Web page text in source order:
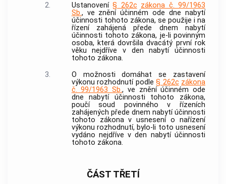
2.
Ustanovení§ 262c zákona č. 99/1963
Sb., ve znění účinném ode dne nabytí
účinnosti tohoto zákona, se použije i na
řízení zahájená přede dnem nabytí
účinnosti tohoto zákona, je-li povinným
osoba, která dovršila dvacátý první rok
věku nejdříve v den nabytí účinnosti
tohoto zákona.
3.
O možnosti domáhat se zastavení
výkonu rozhodnutí podle§ 262c zákona
č. 99/1963 Sb., ve znění účinném ode
dne nabytí účinnosti tohoto zákona,
poučí soud povinného v řízeních
zahájených přede dnem nabytí účinnosti
tohoto zákona v usnesení o nařízení
výkonu rozhodnutí, bylo-li toto usnesení
vydáno nejdříve v den nabytí účinnosti
tohoto zákona.
ČÁST TŘETÍ